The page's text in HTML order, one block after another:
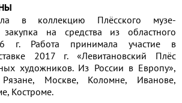
в коллекцию Плёсского музе-
на средства из областного
г. Работа принимала участие в
2017 г. «Левитановский Плёс
художников. Из России в Европу»,
Москве, Коломне, Иванове,
Костроме.